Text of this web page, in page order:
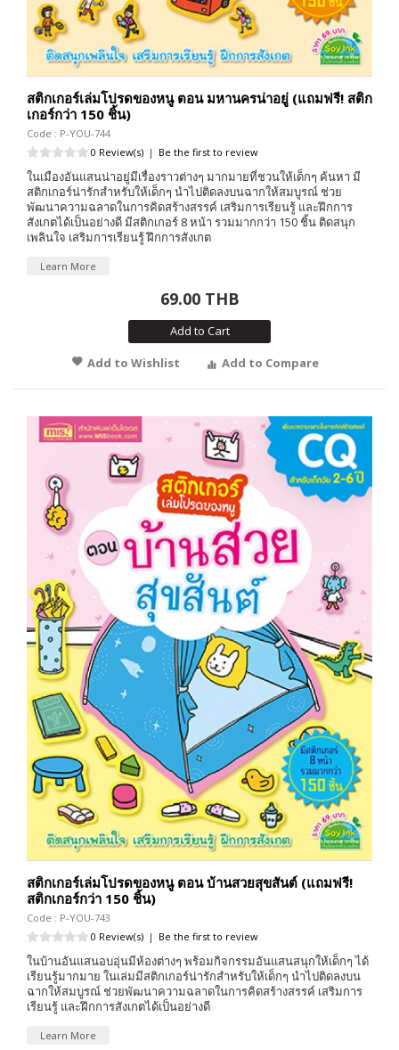
สติกเกอร์เล่มโปรดของหนู ตอน มหานครน่าอยู่ (แถมฟรี! สติก
เกอร์กว่า 150 ชิ้น)
Code : P-YOU-744
0 Review(s) | Be the first to review
ในเมืองอันแสนน่าอยู่มีเรื่องราวต่างๆ มากมายที่ชวนให้เด็กๆ ค้นหา มี
สติกเกอร์น่ารักสำหรับให้เด็กๆ นำไปติดลงบนฉากให้สมบูรณ์ ช่วย
พัฒนาความฉลาดในการคิดสร้างสรรค์ เสริมการเรียนรู้ และฝึกการ
สังเกตได้เป็นอย่างดี มีสติกเกอร์ 8 หน้า รวมมากกว่า 150 ชิ้น ติดสนุก
เพลินใจ เสริมการเรียนรู้ ฝึกการสังเกต
Learn More
69.00 THB
Add to Cart
Add to Wishlist
Add to Compare
สติกเกอร์เล่มโปรดของหนู ตอน บ้านสวยสุขสันต์ (แถมฟรี!
สติกเกอร์กว่า 150 ชิ้น)
Code : P-YOU-743
0 Review(s) | Be the first to review
ในบ้านอันแสนอบอุ่นมีห้องต่างๆ พร้อมกิจกรรมอันแสนสนุกให้เด็กๆ ได้
เรียนรู้มากมาย ในเล่มมีสติกเกอร์น่ารักสำหรับให้เด็กๆ นำไปติดลงบน
ฉากให้สมบูรณ์ ช่วยพัฒนาความฉลาดในการคิดสร้างสรรค์ เสริมการ
เรียนรู้ และฝึกการสังเกตได้เป็นอย่างดี
Learn More